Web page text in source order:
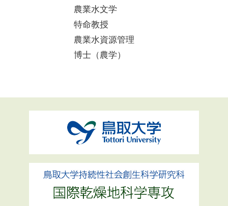
農業水文学
特命教授
農業水資源管理
博士（農学）